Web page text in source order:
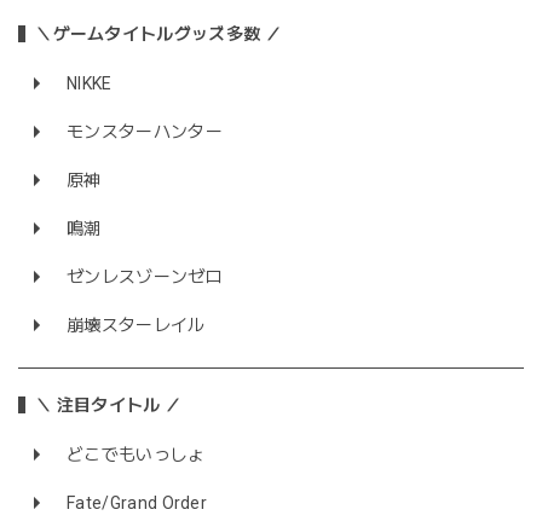
＼ゲームタイトルグッズ多数 ／
NIKKE
モンスターハンター
原神
鳴潮
ゼンレスゾーンゼロ
崩壊スターレイル
＼ 注目タイトル ／
どこでもいっしょ
Fate/Grand Order